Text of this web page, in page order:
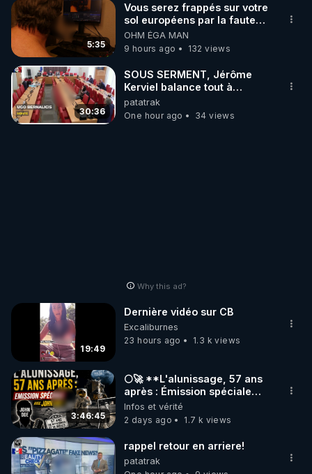
5:35
Vous serez frappés sur votre
sol européens par la faute
des dirigeants qui s'en
mettent dans le nez
OHM ÉGA MAN
9 hours ago
132 views
30:36
SOUS SERMENT, Jérôme
Kerviel balance tout à
l'Assemblée !
patatrak
One hour ago
34 views
Why this ad?
19:49
Dernière vidéo sur CB
Excaliburnes
23 hours ago
1.3 k views
3:46:45
🌕🚀 **L'alunissage, 57 ans
après : Émission spéciale
avec John Doe !** 👨 🚀✨
Infos et vérité
2 days ago
1.7 k views
rappel retour en arriere!
patatrak